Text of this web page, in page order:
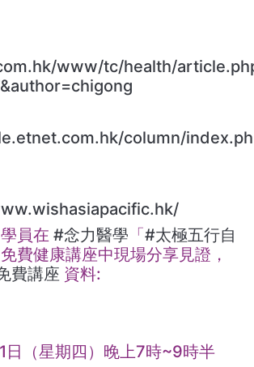
www/tc/health/
column/
員在 #念力醫學 「#太極五行自
免費健康講座中現場分享見證，
費講座 資料:
日（星期四）晚上7時~9時半